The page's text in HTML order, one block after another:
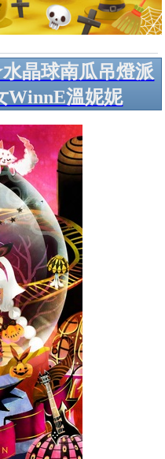
晶球南瓜吊燈派
WinnE溫妮妮